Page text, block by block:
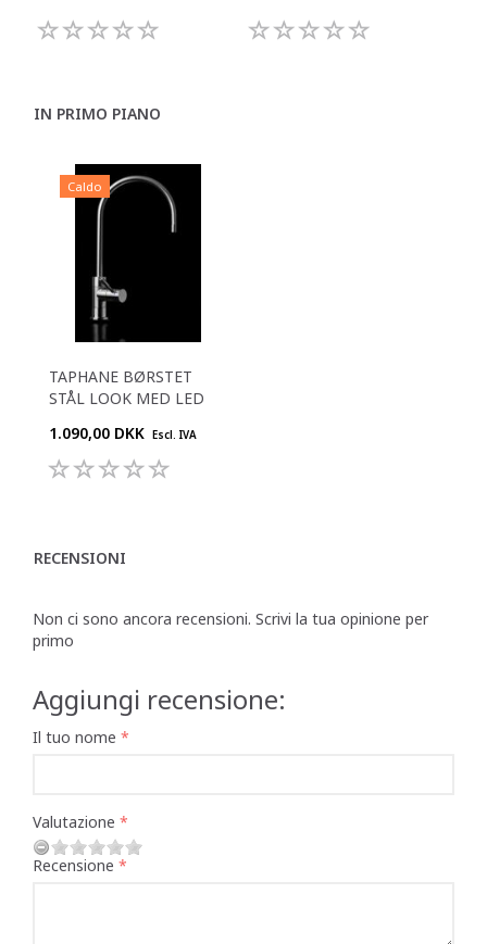
IN PRIMO PIANO
Caldo
TAPHANE BØRSTET
STÅL LOOK MED LED
1.090,00 DKK Escl. IVA
RECENSIONI
Non ci sono ancora recensioni. Scrivi la tua opinione per
primo
Aggiungi recensione:
Il tuo nome
Valutazione
Recensione